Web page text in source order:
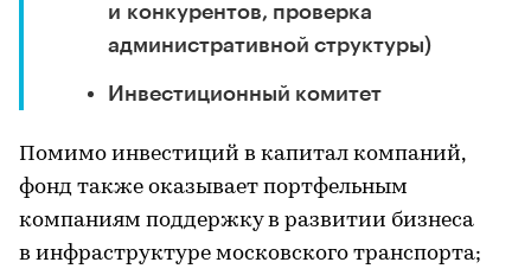
и конкурентов, проверка
административной структуры)
Инвестиционный комитет
Помимо инвестиций в капитал компаний,
фонд также оказывает портфельным
компаниям поддержку в развитии бизнеса
в инфраструктуре московского транспорта;